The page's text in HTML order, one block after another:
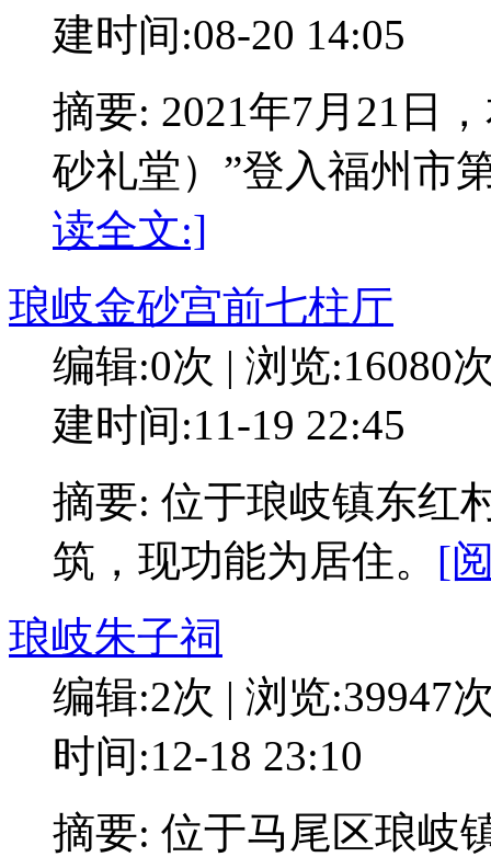
建时间:08-20 14:05
摘要: 2021年7月21日
砂礼堂）”登入福州市
读全文:]
琅岐金砂宫前七柱厅
编辑:0次 | 浏览:16080
建时间:11-19 22:45
摘要: 位于琅岐镇东红
筑，现功能为居住。 [
琅岐朱子祠
编辑:2次 | 浏览:39947
时间:12-18 23:10
摘要: 位于马尾区琅岐